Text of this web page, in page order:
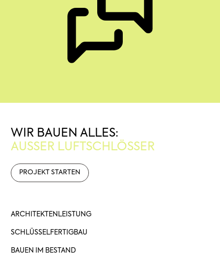
WIR BAUEN ALLES:
AUSSER LUFTSCHLÖSSER
PROJEKT STARTEN
ARCHITEKTENLEISTUNG
SCHLÜSSELFERTIGBAU
BAUEN IM BESTAND